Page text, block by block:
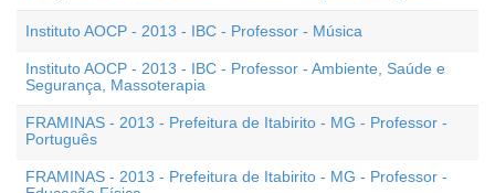
Instituto AOCP - 2013 - IBC - Professor - Música
Instituto AOCP - 2013 - IBC - Professor - Ambiente, Saúde e
Segurança, Massoterapia
FRAMINAS - 2013 - Prefeitura de Itabirito - MG - Professor -
Português
FRAMINAS - 2013 - Prefeitura de Itabirito - MG - Professor -